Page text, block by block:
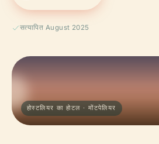
सत्यापित August 2025
होस्टलियर का होटल · मोंटपेलियर